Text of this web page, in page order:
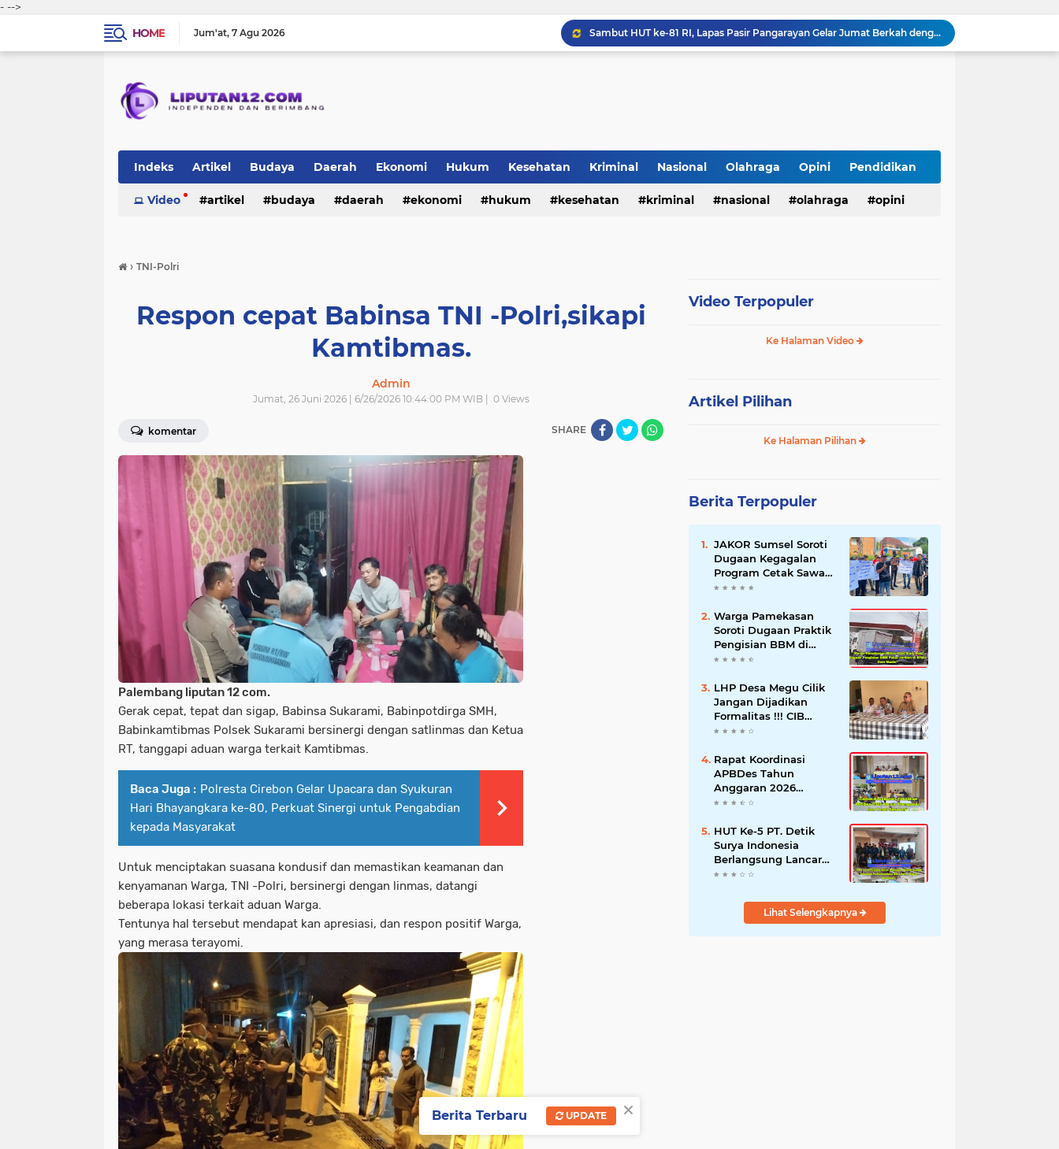
- -->
HOME
Jum'at 7 Agu 2026
Sambut HUT ke-81 RI, Lapas Pasir Pangarayan Gelar Jumat Berkah dengan Berbagi Sembako kepada Warga Kurang Mampu
APBD Gelontorkan Rp. 23 Miliar untuk DPRD Sampang, Gedung Wakil Rakyat Malah Lengang Saat Jam Kerja
Ringkus Satu Orang Tersangka, Satresnarkoba Polres Payakumbuh Amankan Satu Paket Sabu
Indeks Artikel Budaya Daerah Ekonomi Hukum Kesehatan Kriminal Nasional Olahraga Opini Pendidikan
Peristiwa Politik TNI-Polri sosial
Video artikel budaya daerah ekonomi hukum kesehatan kriminal nasional olahraga opini
› TNI-Polri
Respon cepat Babinsa TNI -Polri,sikapi
Kamtibmas.
Admin
Jumat, 26 Juni 2026 | 6/26/2026 10:44:00 PM WIB | 0Views
komentar SHARE
Palembang liputan 12 com.
Gerak cepat, tepat dan sigap, Babinsa Sukarami, Babinpotdirga SMH,
Babinkamtibmas Polsek Sukarami bersinergi dengan satlinmas dan Ketua
RT, tanggapi aduan warga terkait Kamtibmas.
Baca Juga : Polresta Cirebon Gelar Upacara dan Syukuran
Hari Bhayangkara ke-80, Perkuat Sinergi untuk Pengabdian
kepada Masyarakat
Untuk menciptakan suasana kondusif dan memastikan keamanan dan
kenyamanan Warga, TNI -Polri, bersinergi dengan linmas, datangi
beberapa lokasi terkait aduan Warga.
Tentunya hal tersebut mendapat kan apresiasi, dan respon positif Warga,
yang merasa terayomi.
Video Terpopuler
Ke Halaman Video
Artikel Pilihan
Ke Halaman Pilihan
Berita Terpopuler
JAKOR Sumsel Soroti
Dugaan Kegagalan
Program Cetak Sawah
Rp105 Miliar di Ogan
Pertanian Mundur
Warga Pamekasan
Soroti Dugaan Praktik
Pengisian BBM di
SPBU Cem Manis,
Pengawasan
LHP Desa Megu Cilik
Jangan Dijadikan
Formalitas !!! CIB
Desak Inspektorat
dan Hentikan Dugaan
Permainan Oknum
Rapat Koordinasi
APBDes Tahun
Anggaran 2026
Semester II,
Sokobanah Libatkan 12
Desa
HUT Ke-5 PT. Detik
Surya Indonesia
Berlangsung Lancar
dan Profesional,
Wartawan
Lihat Selengkapnya
×
Berita Terbaru UPDATE